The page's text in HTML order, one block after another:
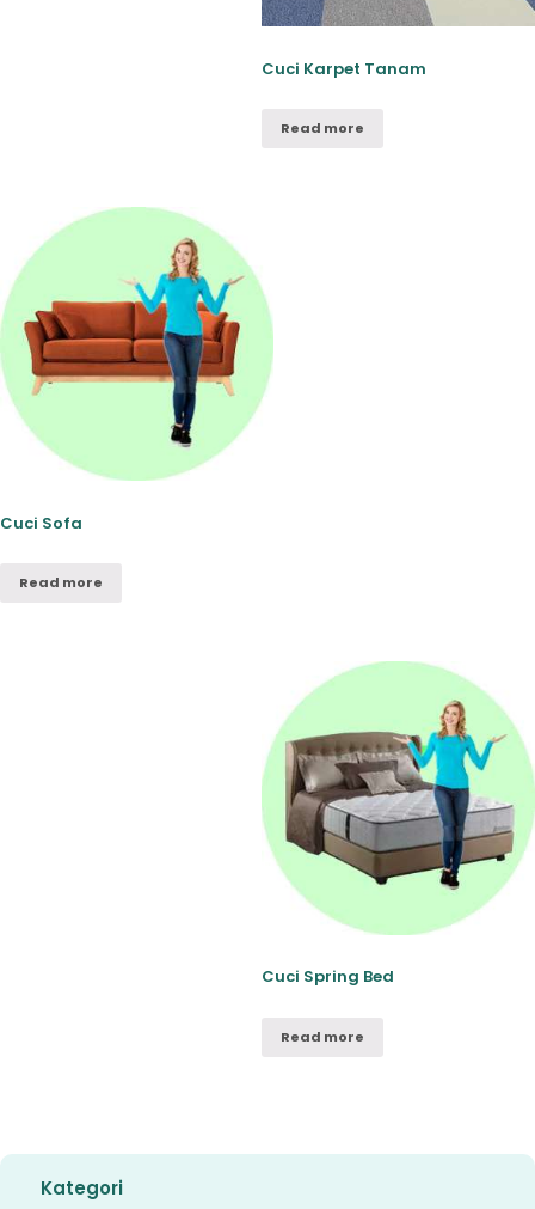
Cuci Karpet Tanam
Read more
Cuci Sofa
Read more
Cuci Spring Bed
Read more
Kategori